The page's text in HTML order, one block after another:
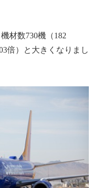
材数730機（182
倍）と大きくなりまし